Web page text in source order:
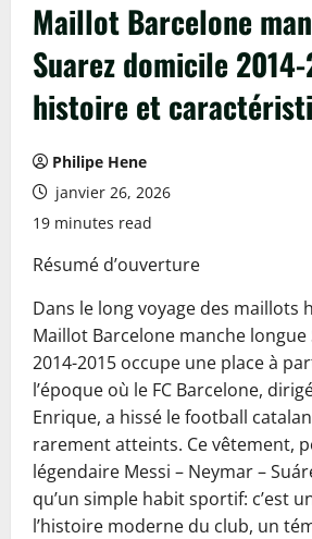
Maillot Barcelone
Suarez domicile
histoire et
Philipe Hene
janvier 26, 2026
19 minutes read
Résumé d’ouverture
Dans le long voyage des maillots
Maillot Barcelone manche
2014-2015 occupe une place à
l’époque où le FC Barcelone,
Enrique, a hissé le football
rarement atteints. Ce vêtement,
légendaire Messi – Neymar –
qu’un simple habit sportif: c’est
l’histoire moderne du club, un